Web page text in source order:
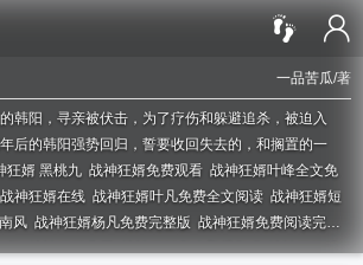
一品苦瓜/著
韩阳，寻亲被伏击，为了疗伤和躲避追杀，被迫入
后的韩阳强势回归，誓要收回失去的，和搁置的一
狂婿 黑桃九 战神狂婿免费观看 战神狂婿叶峰全文免
战神狂婿在线 战神狂婿叶凡免费全文阅读 战神狂婿短
风 战神狂婿杨凡免费完整版 战神狂婿免费阅读完整
阁战神狂婿北王战神狂婿归来顾远TXT战神狂婿叶